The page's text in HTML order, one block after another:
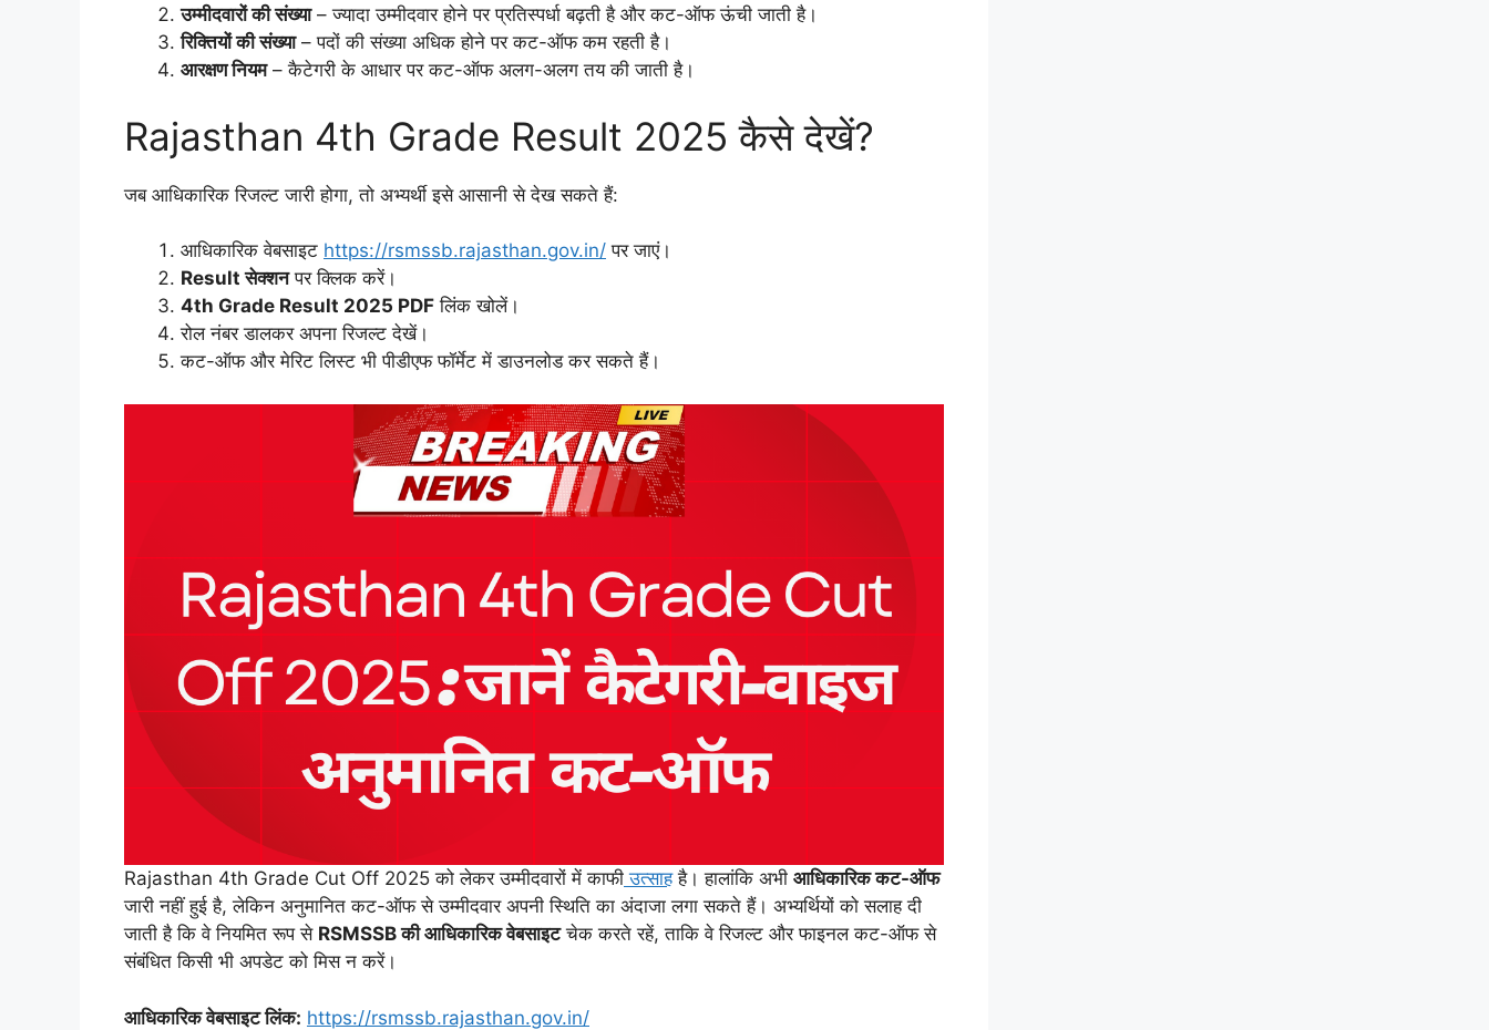
उम्मीदवारों की संख्या– ज्यादा उम्मीदवार होने पर प्रतिस्पर्धा बढ़ती है और कट-ऑफ ऊंची जाती है।
रिक्तियों की संख्या– पदों की संख्या अधिक होने पर कट-ऑफ कम रहती है।
आरक्षण नियम– कैटेगरी के आधार पर कट-ऑफ अलग-अलग तय की जाती है।
Rajasthan 4th Grade Result 2025 कैसे देखें?
जब आधिकारिक रिजल्ट जारी होगा, तो अभ्यर्थी इसे आसानी से देख सकते हैं:
आधिकारिक वेबसाइट https://rsmssb.rajasthan.gov.in/ पर जाएं।
Result सेक्शनपर क्लिक करें।
4th Grade Result 2025 PDF लिंक खोलें।
रोल नंबर डालकर अपना रिजल्ट देखें।
कट-ऑफ और मेरिट लिस्ट भी पीडीएफ फॉर्मेट में डाउनलोड कर सकते हैं।
Rajasthan 4th Grade Cut Off 2025 को लेकर उम्मीदवारों में काफी उत्साहहै। हालांकि अभी आधिकारिक कट-ऑफ
जारी नहीं हुई है, लेकिन अनुमानित कट-ऑफ से उम्मीदवार अपनी स्थिति का अंदाजा लगा सकते हैं। अभ्यर्थियों को सलाह दी
जाती है कि वे नियमित रूप से RSMSSB की आधिकारिक वेबसाइटचेक करते रहें, ताकि वे रिजल्ट और फाइनल कट-ऑफ से
संबंधित किसी भी अपडेट को मिस न करें।
आधिकारिक वेबसाइट लिंक: https://rsmssb.rajasthan.gov.in/